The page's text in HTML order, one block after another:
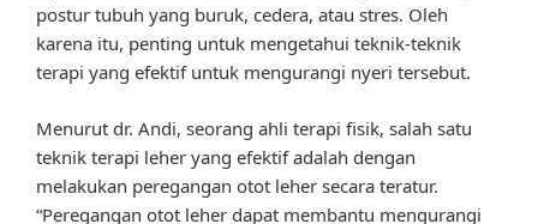
postur tubuh yang buruk, cedera, atau stres. Oleh
karena itu, penting untuk mengetahui teknik-teknik
terapi yang efektif untuk mengurangi nyeri tersebut.
Menurut dr. Andi, seorang ahli terapi fisik, salah satu
teknik terapi leher yang efektif adalah dengan
melakukan peregangan otot leher secara teratur.
“Peregangan otot leher dapat membantu mengurangi